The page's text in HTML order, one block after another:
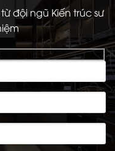
đội ngũ Kiến trúc sư